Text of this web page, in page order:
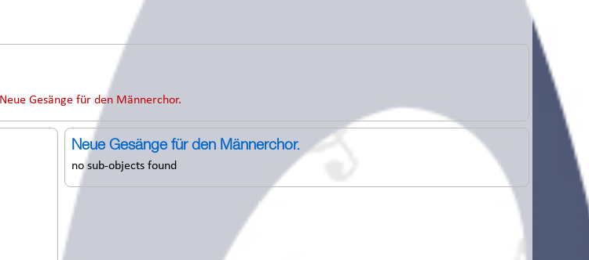
Neue Gesänge für den Männerchor.
Neue Gesänge für den Männerchor.
no sub-objects found